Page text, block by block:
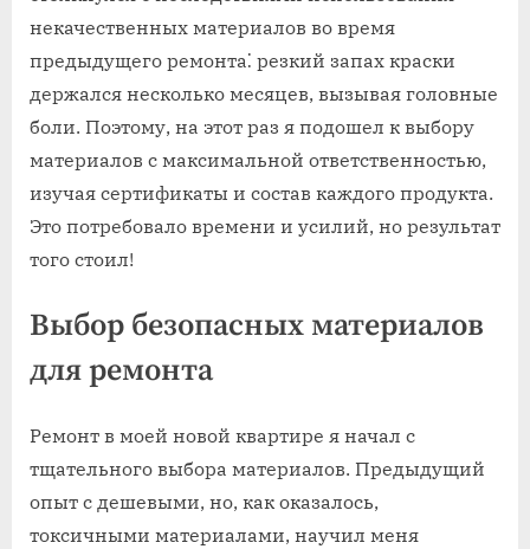
некачественных материалов во время
предыдущего ремонта⁚ резкий запах краски
держался несколько месяцев, вызывая головные
боли. Поэтому, на этот раз я подошел к выбору
материалов с максимальной ответственностью,
изучая сертификаты и состав каждого продукта.
Это потребовало времени и усилий, но результат
того стоил!
Выбор безопасных материалов
для ремонта
Ремонт в моей новой квартире я начал с
тщательного выбора материалов. Предыдущий
опыт с дешевыми, но, как оказалось,
токсичными материалами, научил меня